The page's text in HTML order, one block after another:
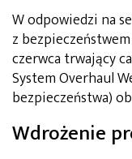
W odpowiedzi na
z
czerwca trwający
System Overhaul
bezpieczeństwa)
Wdrożenie